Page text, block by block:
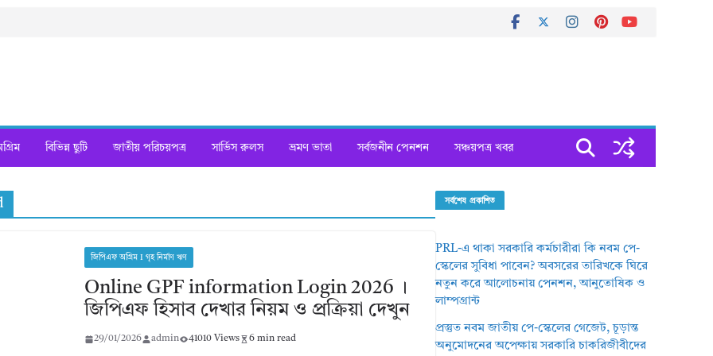
বিভিন্ন ছুটি জাতীয় পরিচয়পত্র সার্ভিস রুলস ভ্রমণ ভাতা সর্বজনীন পেনশন সঞ্চয়পত্র খবর
জিপিএফ অগ্রিম I গৃহ নির্মাণ ঋণ
Online GPF information Login 2026 ।
জিপিএফ হিসাব দেখার নিয়ম ও প্রক্রিয়া দেখুন
29/01/2026 admin 41010 Views 6 min read
সর্বশেষ প্রকাশিত
PRL-এ থাকা সরকারি কর্মচারীরা কি নবম পে-
স্কেলের সুবিধা পাবেন? অবসরের তারিখকে ঘিরে
নতুন করে আলোচনায় পেনশন, আনুতোষিক ও
লাম্পগ্রান্ট
প্রস্তুত নবম জাতীয় পে-স্কেলের গেজেট, চূড়ান্ত
অনুমোদনের অপেক্ষায় সরকারি চাকরিজীবীদের